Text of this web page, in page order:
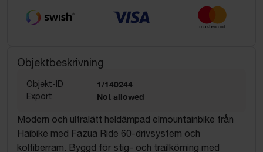
Objektbeskrivning
Objekt-ID 1/140244
Export Not allowed
Modern och ultralätt heldämpad elmountainbike från
Haibike med Fazua Ride 60-drivsystem och
kolfiberram. Byggd för stig- och trailkörning med